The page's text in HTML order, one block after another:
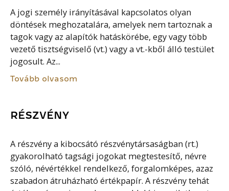
A jogi személy irányításával kapcsolatos olyan
döntések meghozatalára, amelyek nem tartoznak a
tagok vagy az alapítók hatáskörébe, egy vagy több
vezető tisztségviselő (vt.) vagy a vt.-kből álló testület
jogosult. Az...
Tovább olvasom
RÉSZVÉNY
A részvény a kibocsátó részvénytársaságban (rt.)
gyakorolható tagsági jogokat megtestesítő, névre
szóló, névértékkel rendelkező, forgalomképes, azaz
szabadon átruházható értékpapír. A részvény tehát